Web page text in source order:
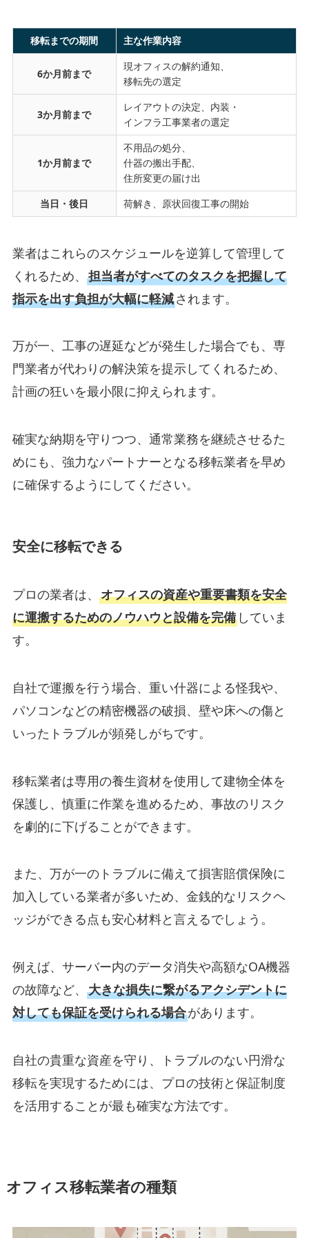
移転までの期間 主な作業内容
6か月前まで
現オフィスの解約通知、
移転先の選定
3か月前まで
レイアウトの決定、内装・
インフラ工事業者の選定
1か月前まで
不用品の処分、
什器の搬出手配、
住所変更の届け出
当日・後日
荷解き、原状回復工事の開始
業者はこれらのスケジュールを逆算して管理して
くれるため、 担当者がすべてのタスクを把握して
指示を出す負担が大幅に軽減されます。
万が一、工事の遅延などが発生した場合でも、専
門業者が代わりの解決策を提示してくれるため、
計画の狂いを最小限に抑えられます。
確実な納期を守りつつ、通常業務を継続させるた
めにも、強力なパートナーとなる移転業者を早め
に確保するようにしてください。
安全に移転できる
プロの業者は、 オフィスの資産や重要書類を安全
に運搬するためのノウハウと設備を完備していま
す。
自社で運搬を行う場合、重い什器による怪我や、
パソコンなどの精密機器の破損、壁や床への傷と
いったトラブルが頻発しがちです。
移転業者は専用の養生資材を使用して建物全体を
保護し、慎重に作業を進めるため、事故のリスク
を劇的に下げることができます。
また、万が一のトラブルに備えて損害賠償保険に
加入している業者が多いため、金銭的なリスクヘ
ッジができる点も安心材料と言えるでしょう。
例えば、サーバー内のデータ消失や高額なOA機器
の故障など、 大きな損失に繋がるアクシデントに
対しても保証を受けられる場合があります。
自社の貴重な資産を守り、トラブルのない円滑な
移転を実現するためには、プロの技術と保証制度
を活用することが最も確実な方法です。
オフィス移転業者の種類